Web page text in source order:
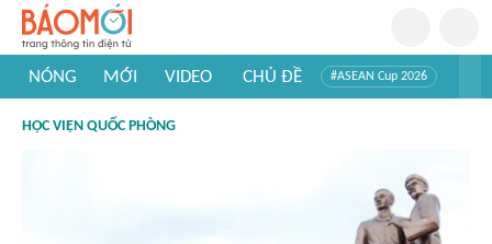
NÓNG MỚI VIDEO CHỦ ĐỀ #ASEAN Cup 2026
#Khám phá thế giới
HỌC VIỆN QUỐC PHÒNG